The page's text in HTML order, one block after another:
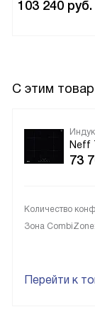
Из минусов я
чистоту и
103 240 руб.
С этим
Neff
73
Количество
Зона CombiZone:
Перейти к